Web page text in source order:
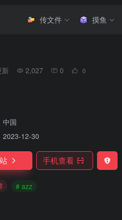
传文件 摸鱼
新 2,027 0 0
中国
2023-12-30
手机查看
# azz